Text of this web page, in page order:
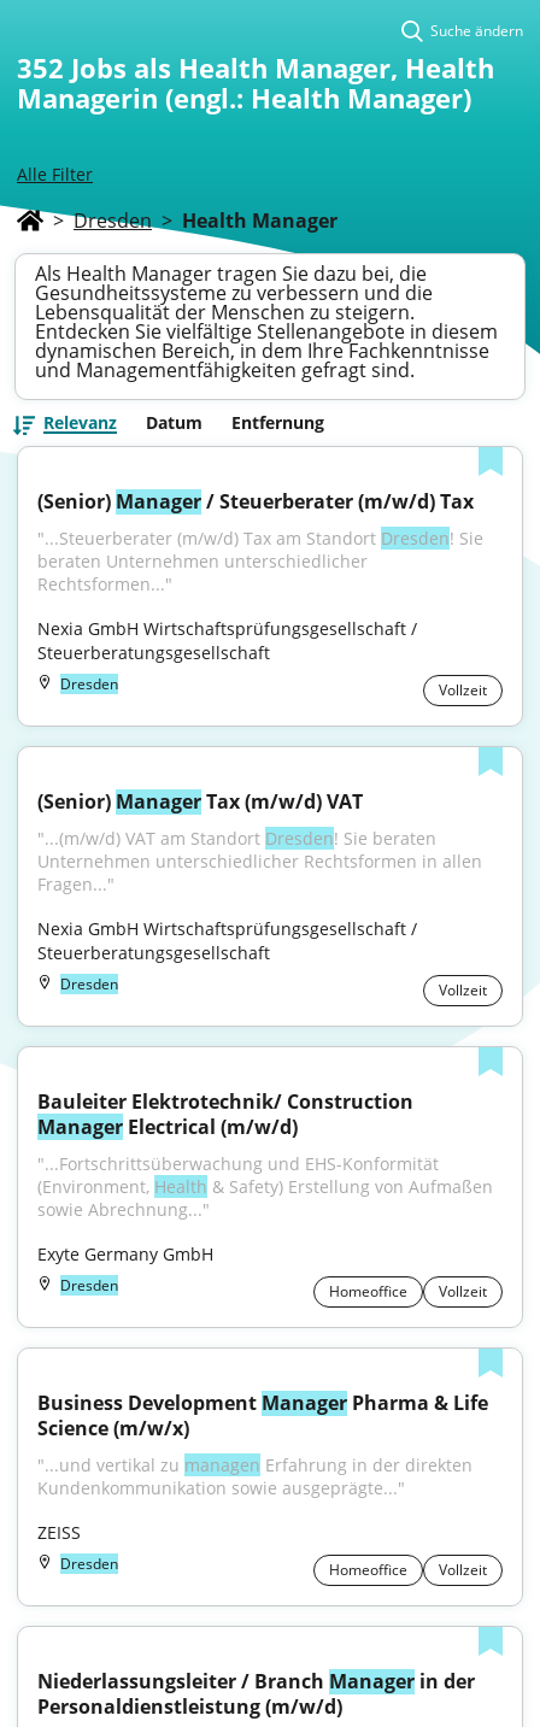
Alle Filter
Suche ändern
352 Jobs als Health Manager, Health
Managerin (engl.: Health Manager)
> Dresden > Health Manager
Als Health Manager tragen Sie dazu bei, die
Gesundheitssysteme zu verbessern und die
Lebensqualität der Menschen zu steigern.
Entdecken Sie vielfältige Stellenangebote in diesem
dynamischen Bereich, in dem Ihre Fachkenntnisse
und Managementfähigkeiten gefragt sind.
Relevanz Datum Entfernung
(Senior) Manager / Steuerberater (m/w/d) Tax
"...Steuerberater (m/w/d) Tax am Standort Dresden! Sie
beraten Unternehmen unterschiedlicher
Rechtsformen..."
Nexia GmbH Wirtschaftsprüfungsgesellschaft /
Steuerberatungsgesellschaft
Dresden Vollzeit
(Senior) Manager Tax (m/w/d) VAT
"...(m/w/d) VAT am Standort Dresden! Sie beraten
Unternehmen unterschiedlicher Rechtsformen in allen
Fragen..."
Nexia GmbH Wirtschaftsprüfungsgesellschaft /
Steuerberatungsgesellschaft
Dresden Vollzeit
Manager Electrical (m/w/d)
"...Fortschrittsüberwachung und EHS-Konformität
(Environment, Health & Safety) Erstellung von Aufmaßen
sowie Abrechnung..."
Exyte Germany GmbH
Dresden Homeoffice Vollzeit
Business Development Manager Pharma & Life
Science (m/w/x)
"...und vertikal zu managen Erfahrung in der direkten
Kundenkommunikation sowie ausgeprägte..."
ZEISS
Dresden Homeoffice Vollzeit
Niederlassungsleiter / Branch Manager in der
Personaldienstleistung (m/w/d)